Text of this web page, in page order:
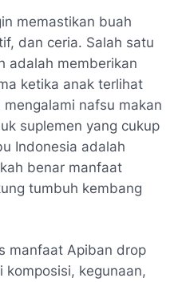
memastikan buah
dan ceria. Salah satu
adalah memberikan
ketika anak terlihat
nafsu makan
suplemen yang cukup
Indonesia adalah
benar manfaat
tumbuh kembang
manfaat Apiban drop
komposisi, kegunaan,